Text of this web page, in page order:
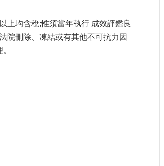
上均含稅;惟須當年執行 成效評鑑良
院刪除、凍結或有其他不可抗力因